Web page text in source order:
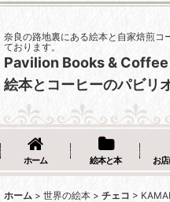
奈良の路地裏にある絵本と自家焙煎コ
ております。
Pavilion Books & Coffee
絵本とコーヒーのパビリ
ホーム 絵本と本 お
ホーム > 世界の絵本 > チェコ >